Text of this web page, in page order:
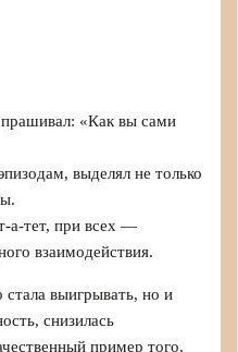
«Как вы сами
выделял не только
а-тет, при всех —
взаимодействия.
стала выигрывать, но и
снизилась
пример того,